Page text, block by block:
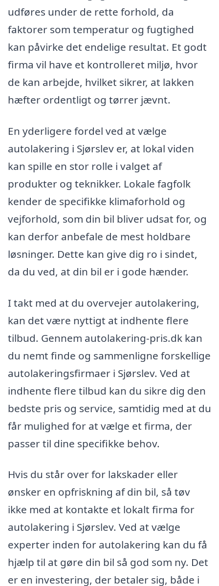
udføres under de rette forhold, da
faktorer som temperatur og fugtighed
kan påvirke det endelige resultat. Et godt
firma vil have et kontrolleret miljø, hvor
de kan arbejde, hvilket sikrer, at lakken
hæfter ordentligt og tørrer jævnt.
En yderligere fordel ved at vælge
autolakering i Sjørslev er, at lokal viden
kan spille en stor rolle i valget af
produkter og teknikker. Lokale fagfolk
kender de specifikke klimaforhold og
vejforhold, som din bil bliver udsat for, og
kan derfor anbefale de mest holdbare
løsninger. Dette kan give dig ro i sindet,
da du ved, at din bil er i gode hænder.
I takt med at du overvejer autolakering,
kan det være nyttigt at indhente flere
tilbud. Gennem autolakering-pris.dk kan
du nemt finde og sammenligne forskellige
autolakeringsfirmaer i Sjørslev. Ved at
indhente flere tilbud kan du sikre dig den
bedste pris og service, samtidig med at du
får mulighed for at vælge et firma, der
passer til dine specifikke behov.
Hvis du står over for lakskader eller
ønsker en opfriskning af din bil, så tøv
ikke med at kontakte et lokalt firma for
autolakering i Sjørslev. Ved at vælge
experter inden for autolakering kan du få
hjælp til at gøre din bil så god som ny. Det
er en investering, der betaler sig, både i